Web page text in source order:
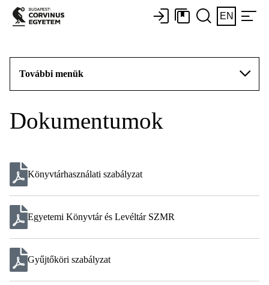
EN
További menük
Dokumentumok
Könyvtárhasználati szabályzat
Egyetemi Könyvtár és Levéltár SZMR
Gyűjtőköri szabályzat